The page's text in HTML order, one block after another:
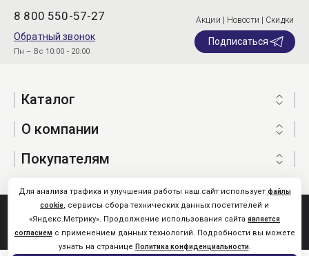
8 800 550-57-27
Обратный звонок
Пн – Вс 10:00 - 20:00
Акции | Новости | Скидки
Подписаться
Каталог
О компании
Покупателям
Nistone.Ru © 2026
Карта сайта
Для анализа трафика и улучшения работы наш сайт использует файлы
cookie, сервисы сбора технических данных посетителей и
«Яндекс.Метрику». Продолжение использования сайта является
согласием с применением данных технологий. Подробности вы можете
узнать на странице Политика конфиденциальности.